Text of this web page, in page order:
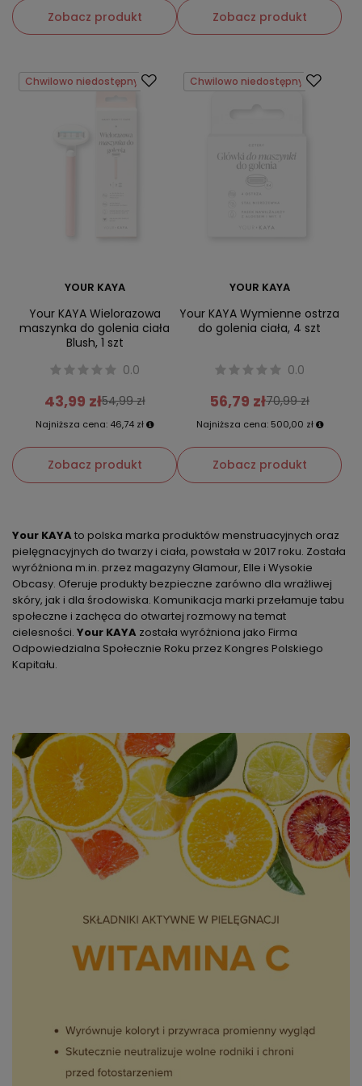
Zobacz produkt Zobacz produkt
Chwilowo niedostępny
YOUR KAYA
Your KAYA Wielorazowa
maszynka do golenia ciała
Blush, 1 szt
0.0
43,99 zł54,99 zł
Najniższa cena: 46,74 zł
Zobacz produkt
Chwilowo niedostępny
YOUR KAYA
Your KAYA Wymienne ostrza
do golenia ciała, 4 szt
0.0
56,79 zł70,99 zł
Najniższa cena: 500,00 zł
Zobacz produkt
Your KAYAto polska marka produktów menstruacyjnych oraz
pielęgnacyjnych do twarzy i ciała, powstała w 2017 roku. Została
wyróżniona m.in. przez magazyny Glamour, Elle i Wysokie
Obcasy. Oferuje produkty bezpieczne zarówno dla wrażliwej
skóry, jak i dla środowiska. Komunikacja marki przełamuje tabu
społeczne i zachęca do otwartej rozmowy na temat
cielesności. Your KAYA została wyróżniona jako Firma
Odpowiedzialna Społecznie Roku przez Kongres Polskiego
Kapitału.